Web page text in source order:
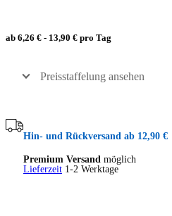
ab 6,26 € - 13,90 € pro Tag
Preisstaffelung ansehen
Hin- und Rückversand ab 12,90 €
Premium Versand möglich
Lieferzeit 1-2 Werktage